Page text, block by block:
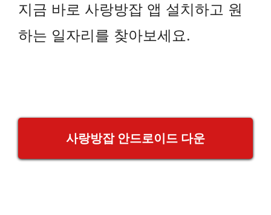
지금 바로 사랑방잡 앱 설치하고 원
하는 일자리를 찾아보세요.
사랑방잡 안드로이드 다운